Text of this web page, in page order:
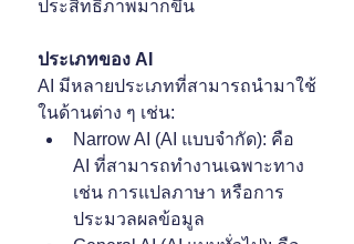
ประสิทธิภาพมากขึ้น
ประเภทของ AI
AI มีหลายประเภทที่สามารถนำมาใช้
ในด้านต่าง ๆ เช่น:
Narrow AI (AI แบบจำกัด): คือ
AI ที่สามารถทำงานเฉพาะทาง
เช่น การแปลภาษา หรือการ
ประมวลผลข้อมูล